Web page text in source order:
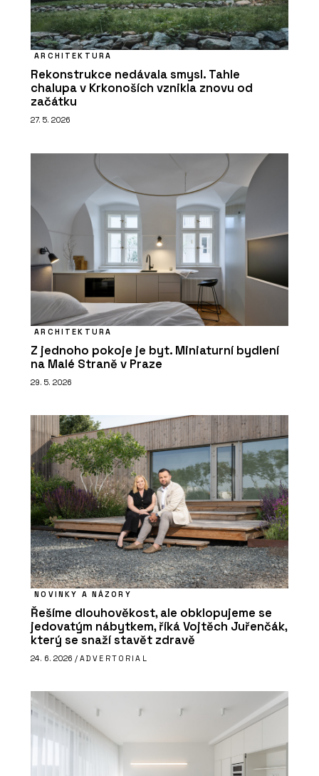
ARCHITEKTURA
Rekonstrukce nedávala smysl. Tahle
chalupa v Krkonoších vznikla znovu od
začátku
27. 5. 2026
ARCHITEKTURA
Z jednoho pokoje je byt. Miniaturní bydlení
na Malé Straně v Praze
29. 5. 2026
NOVINKY A NÁZORY
Řešíme dlouhověkost, ale obklopujeme se
jedovatým nábytkem, říká Vojtěch Juřenčák,
který se snaží stavět zdravě
24. 6. 2026 / ADVERTORIAL